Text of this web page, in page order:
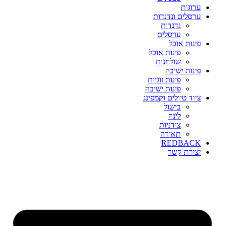
ערוגות
ערסלים ונדנדות
נדנדות
ערסלים
פינות אוכל
פינות אוכל
שולחנות
פינות ישיבה
פינות זוגיות
פינות ישיבה
ציוד טיולים וקמפינג
בישול
לינה
צידניות
תאורה
REDBACK
יצירת קשר